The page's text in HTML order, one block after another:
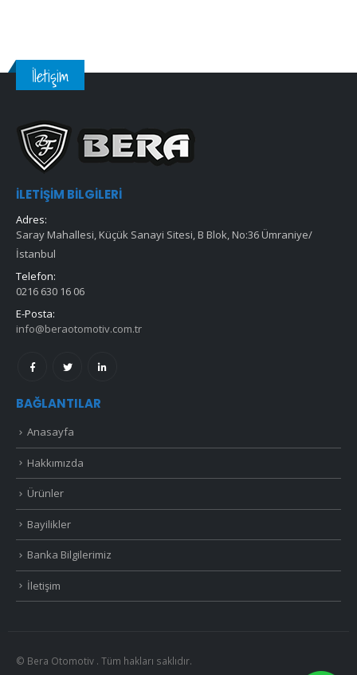
İletişim
İLETIŞIM BILGILERI
Adres:
Saray Mahallesi, Küçük Sanayi Sitesi, B Blok, No:36 Ümraniye/
İstanbul
Telefon:
0216 630 16 06
E-Posta:
info@beraotomotiv.com.tr
BAĞLANTILAR
Anasayfa
Hakkımızda
Ürünler
Bayilikler
Banka Bilgilerimiz
İletişim
© Bera Otomotiv . Tüm hakları saklıdır.